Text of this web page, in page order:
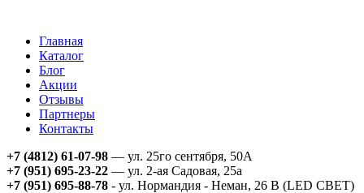
Главная
Каталог
Блог
Акции
Отзывы
Партнеры
Контакты
+7 (4812) 61-07-98 — ул. 25го сентября, 50А
+7 (951) 695-23-22 — ул. 2-ая Садовая, 25а
+7 (951) 695-88-78 - ул. Нормандия - Неман, 26 В (LED СВЕТ)